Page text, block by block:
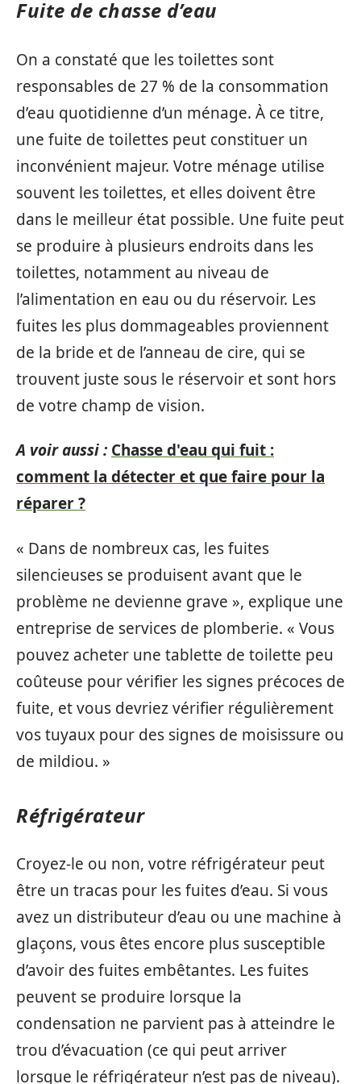
Fuite de chasse d’eau
On a constaté que les toilettes sont
responsables de 27 % de la consommation
d’eau quotidienne d’un ménage. À ce titre,
une fuite de toilettes peut constituer un
inconvénient majeur. Votre ménage utilise
souvent les toilettes, et elles doivent être
dans le meilleur état possible. Une fuite peut
se produire à plusieurs endroits dans les
toilettes, notamment au niveau de
l’alimentation en eau ou du réservoir. Les
fuites les plus dommageables proviennent
de la bride et de l’anneau de cire, qui se
trouvent juste sous le réservoir et sont hors
de votre champ de vision.
A voir aussi : Chasse d'eau qui fuit :
comment la détecter et que faire pour la
réparer ?
« Dans de nombreux cas, les fuites
silencieuses se produisent avant que le
problème ne devienne grave », explique une
entreprise de services de plomberie. « Vous
pouvez acheter une tablette de toilette peu
coûteuse pour vérifier les signes précoces de
fuite, et vous devriez vérifier régulièrement
vos tuyaux pour des signes de moisissure ou
de mildiou. »
Réfrigérateur
Croyez-le ou non, votre réfrigérateur peut
être un tracas pour les fuites d’eau. Si vous
avez un distributeur d’eau ou une machine à
glaçons, vous êtes encore plus susceptible
d’avoir des fuites embêtantes. Les fuites
peuvent se produire lorsque la
condensation ne parvient pas à atteindre le
trou d’évacuation (ce qui peut arriver
lorsque le réfrigérateur n’est pas de niveau).